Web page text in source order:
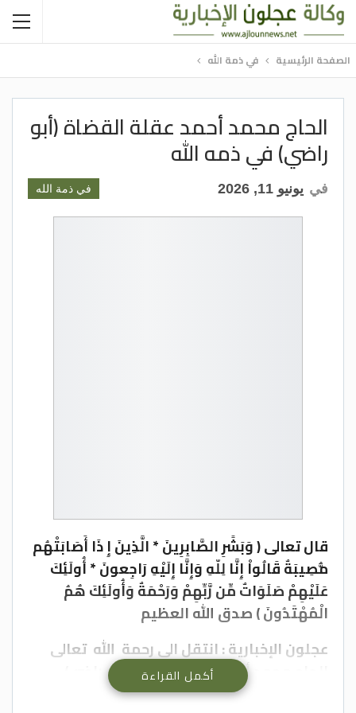
الصفحة الرئيسية في ذمة الله
الحاج محمد أحمد عقلة القضاة (أبو
راضي) في ذمه الله
في ذمة الله في يونيو 11, 2026
قال تعالى ( وَبَشِّرِ الصَّابِرِينَ * الَّذِينَ إِ ذَا أَصَابَتْهُم
مُّصِيبَةٌ قَالُواْ إِنَّا لِلّهِ وَإِنَّا إِلَيْهِ رَاجِعونَ * أُولَئِكَ
عَلَيْهِمْ صَلَوَاتٌ مِّن رَّبِّهِمْ وَرَحْمَةٌ وَأُولَئِكَ هُمُ
الْمُهْتَدُونَ ) صدق الله العظيم
عجلون الإخبارية : انتقل الى رحمة الله تعالى
الحاج محمد أحمد عقلة القضاة (أبو راضي)
وسيشيع جثمان المرحوم الطاهر عصر اليوم
أكمل القراءة